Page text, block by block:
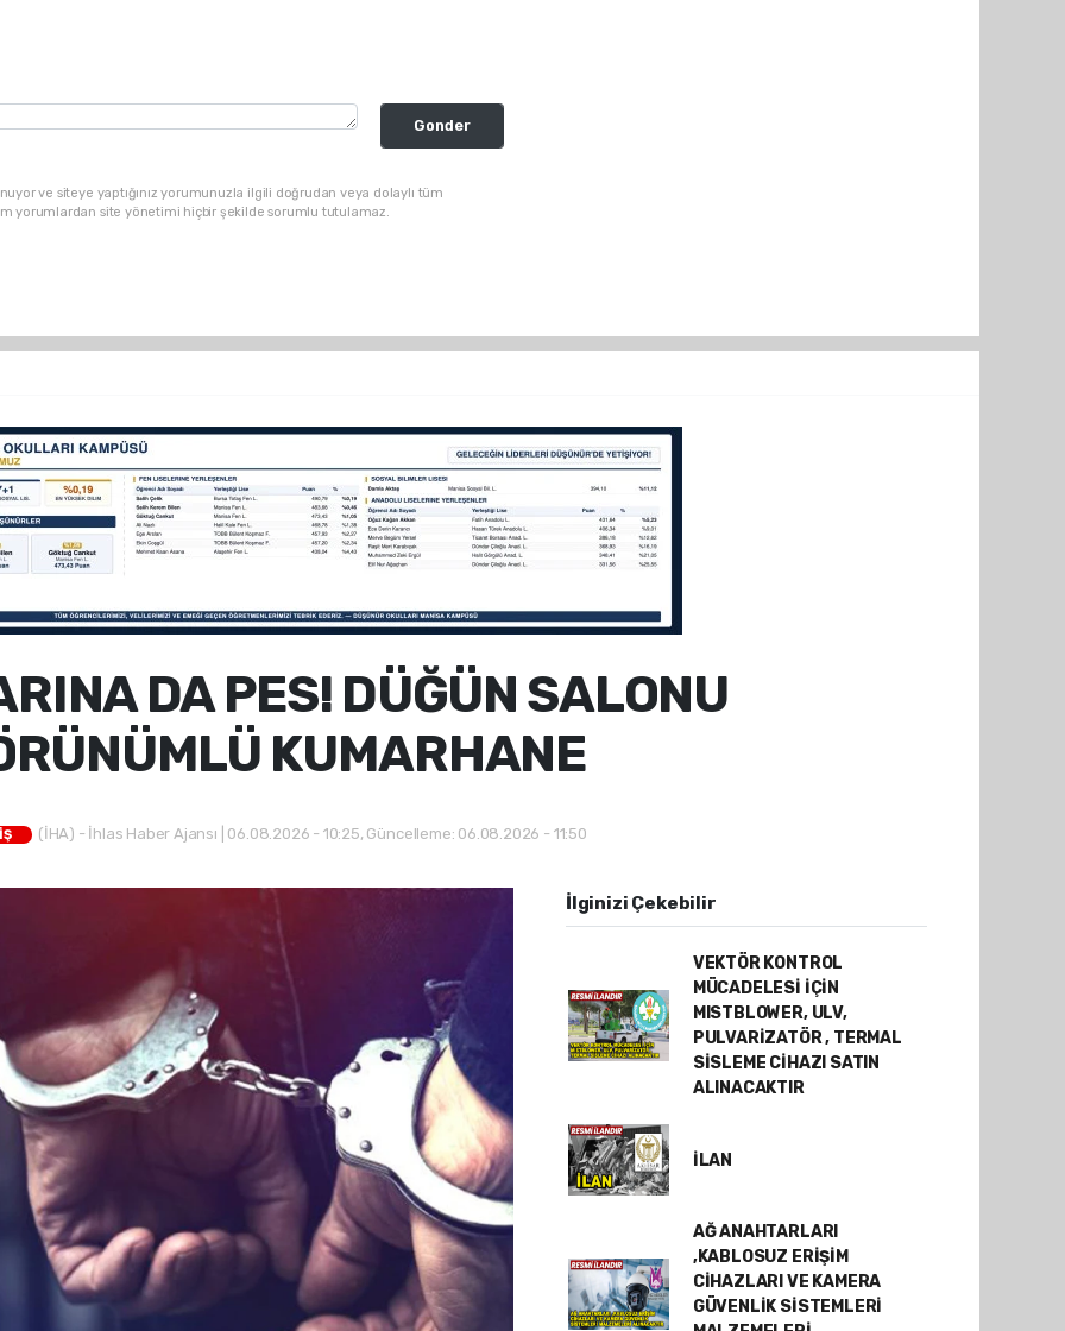
Gonder
ve siteye yaptığınız yorumunuzla ilgili doğrudan veya dolaylı tüm
yorumlardan site yönetimi hiçbir şekilde sorumlu tutulamaz.
DA PES! DÜĞÜN SALONU
KUMARHANE
(İHA) - İhlas Haber Ajansı | 06.08.2026 - 10:25, Güncelleme: 06.08.2026 - 11:50
İlginizi Çekebilir
VEKTÖR KONTROL
MÜCADELESİ İÇİN
MISTBLOWER, ULV,
PULVARİZATÖR , TERMAL
SİSLEME CİHAZI SATIN
ALINACAKTIR
İLAN
AĞ ANAHTARLARI
,KABLOSUZ ERİŞİM
CİHAZLARI VE KAMERA
GÜVENLİK SİSTEMLERİ